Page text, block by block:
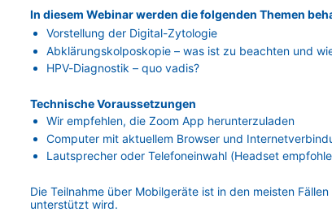
In diesem Webinar werden die folgenden Themen
Vorstellung der Digital-Zytologie
Abklärungskolposkopie – was ist zu beachten und
HPV-Diagnostik – quo vadis?
Technische Voraussetzungen
Wir empfehlen, die Zoom App herunterzuladen
Computer mit aktuellem Browser und
Lautsprecher oder Telefoneinwahl (Headset
Die Teilnahme über Mobilgeräte ist in den meisten
unterstützt wird.